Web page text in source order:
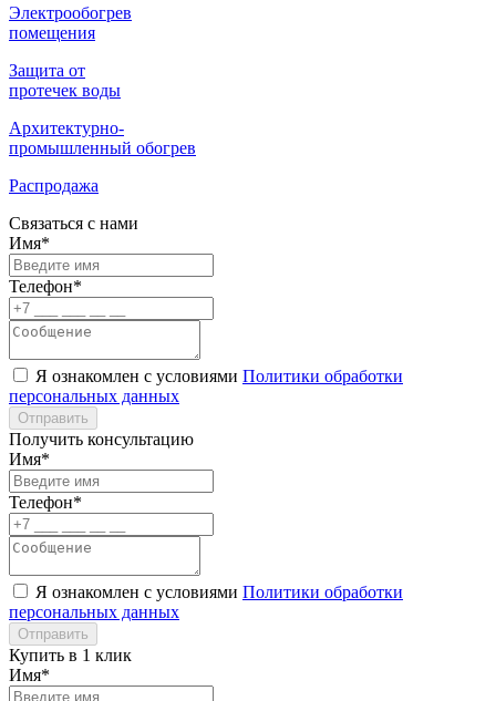
Электрообогрев
помещения
Защита от
протечек воды
Архитектурно-
промышленный обогрев
Распродажа
Связаться с нами
Имя*
Телефон*
Я ознакомлен с условиями Политики обработки
персональных данных
Отправить
Получить консультацию
Имя*
Телефон*
Я ознакомлен с условиями Политики обработки
персональных данных
Отправить
Купить в 1 клик
Имя*